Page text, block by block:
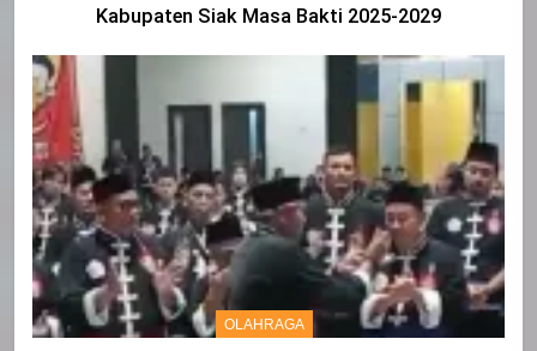
Kabupaten Siak Masa Bakti 2025-2029
OLAHRAGA